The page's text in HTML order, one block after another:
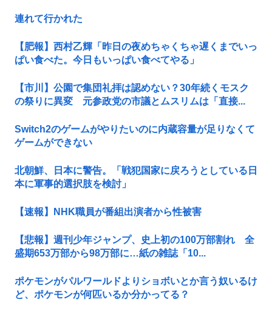
連れて行かれた
【肥報】西村乙輝「昨日の夜めちゃくちゃ遅くまでいっ
ぱい食べた。今日もいっぱい食べてやる」
【市川】公園で集団礼拝は認めない？30年続くモスク
の祭りに異変 元参政党の市議とムスリムは「直接...
Switch2のゲームがやりたいのに内蔵容量が足りなくて
ゲームができない
北朝鮮、日本に警告。「戦犯国家に戻ろうとしている日
本に軍事的選択肢を検討」
【速報】NHK職員が番組出演者から性被害
【悲報】週刊少年ジャンプ、史上初の100万部割れ 全
盛期653万部から98万部に…紙の雑誌「10...
ポケモンがパルワールドよりショボいとか言う奴いるけ
ど、ポケモンが何匹いるか分かってる？